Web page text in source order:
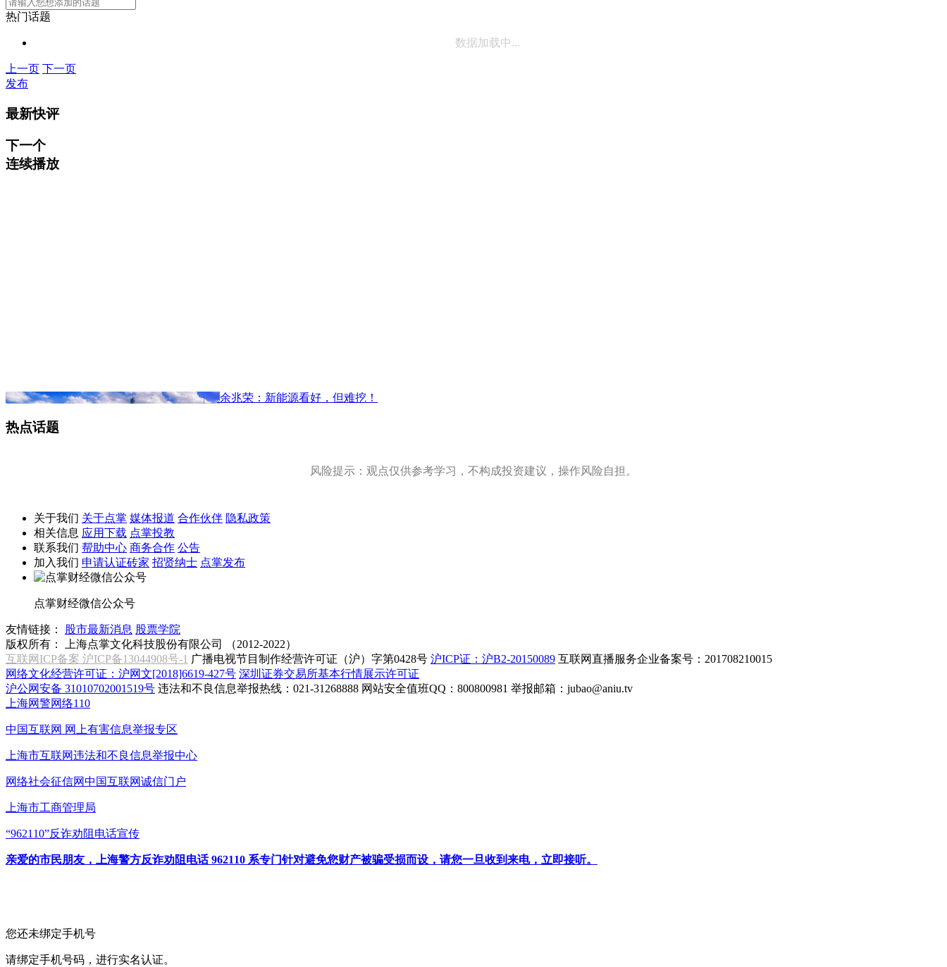
热门话题
数据加载中...
上一页 下一页
发布
最新快评
下一个
连续播放
余兆荣：新能源看好，但难挖！
热点话题
风险提示：观点仅供参考学习，不构成投资建议，操作风险自担。
关于我们 关于点掌 媒体报道 合作伙伴 隐私政策
相关信息 应用下载 点掌投教
联系我们 帮助中心 商务合作 公告
加入我们 申请认证砖家 招贤纳士 点掌发布
点掌财经微信公众号
友情链接： 股市最新消息 股票学院
版权所有：
上海点掌文化科技股份有限公司 （2012-2022）
互联网ICP备案 沪ICP备13044908号-1 广播电视节目制作经营许可证（沪）字第0428号 沪ICP证：沪B2-20150089 互联网直播服务企业备案号：201708210015
网络文化经营许可证：沪网文[2018]6619-427号 深圳证券交易所基本行情展示许可证
沪公网安备 31010702001519号 违法和不良信息举报热线：021-31268888 网站安全值班QQ：800800981 举报邮箱： jubao@aniu.tv
上海网警网络110
中国互联网 网上有害信息举报专区
上海市互联网违法和不良信息举报中心
网络社会征信网中国互联网诚信门户
上海市工商管理局
“962110”反诈劝阻电话宣传
亲爱的市民朋友，上海警方反诈劝阻电话 962110 系专门针对避免您财产被骗受损而设，请您一旦收到来电，立即接听。
您还未绑定手机号
请绑定手机号码，进行实名认证。